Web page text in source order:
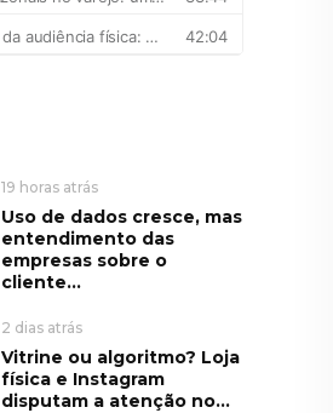
19 horas atrás
Uso de dados cresce, mas
entendimento das
empresas sobre o
cliente...
2 dias atrás
Vitrine ou algoritmo? Loja
física e Instagram
disputam a atenção no...